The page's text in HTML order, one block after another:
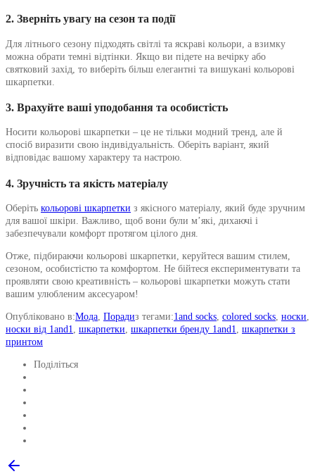
2. Зверніть увагу на сезон та події
Для літнього сезону підходять світлі та яскраві кольори, а взимку
можна обрати темні відтінки. Якщо ви підете на вечірку або
святковий захід, то виберіть більш елегантні та вишукані кольорові
шкарпетки.
3. Врахуйте ваші уподобання та особистість
Носити кольорові шкарпетки – це не тільки модний тренд, але й
спосіб виразити свою індивідуальність. Оберіть варіант, який
відповідає вашому характеру та настрою.
4. Зручність та якість матеріалу
Оберіть кольорові шкарпетки з якісного матеріалу, який буде зручним
для вашої шкіри. Важливо, щоб вони були м’які, дихаючі і
забезпечували комфорт протягом цілого дня.
Отже, підбираючи кольорові шкарпетки, керуйтеся вашим стилем,
сезоном, особистістю та комфортом. Не бійтеся експериментувати та
проявляти свою креативність – кольорові шкарпетки можуть стати
вашим улюбленим аксесуаром!
Опубліковано в:Мода, Порадиз тегами:1and socks, colored socks, носки,
носки від 1and1, шкарпетки, шкарпетки бренду 1and1, шкарпетки з
принтом
Поділіться